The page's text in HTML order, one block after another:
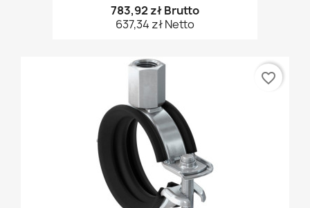
783,92 zł Brutto
637,34 zł Netto
favorite_border